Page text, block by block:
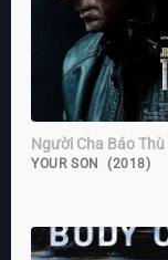
Người Cha Báo Thù
YOUR SON (2018)